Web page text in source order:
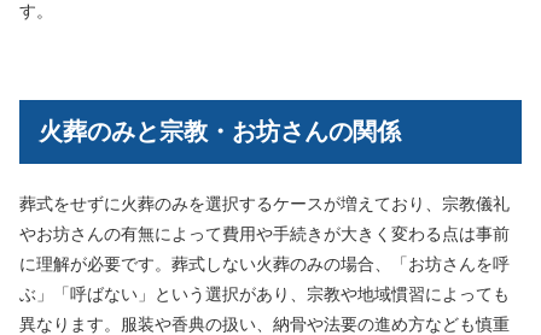
す。
火葬のみと宗教・お坊さんの関係
葬式をせずに火葬のみを選択するケースが増えており、宗教儀礼
やお坊さんの有無によって費用や手続きが大きく変わる点は事前
に理解が必要です。葬式しない火葬のみの場合、「お坊さんを呼
ぶ」「呼ばない」という選択があり、宗教や地域慣習によっても
異なります。服装や香典の扱い、納骨や法要の進め方なども慎重